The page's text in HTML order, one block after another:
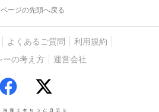
ページの先頭へ戻る
よくあるご質問
利用規約
ーの考え方
運営会社